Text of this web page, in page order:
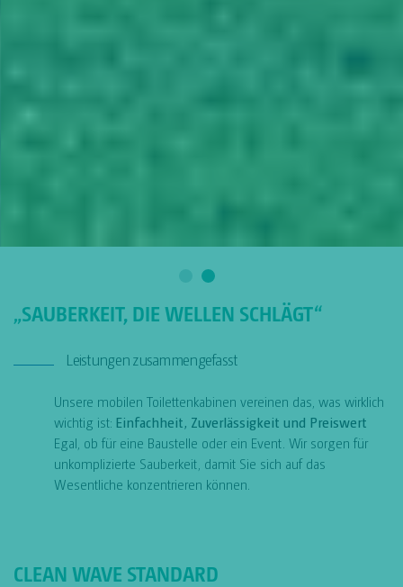
„SAUBERKEIT, DIE WELLEN SCHLÄGT“
Leistungen zusammengefasst
Unsere mobilen Toilettenkabinen vereinen das, was wirklich
wichtig ist: Einfachheit, Zuverlässigkeit und Preiswert
Egal, ob für eine Baustelle oder ein Event. Wir sorgen für
unkomplizierte Sauberkeit, damit Sie sich auf das
Wesentliche konzentrieren können.
CLEAN WAVE STANDARD